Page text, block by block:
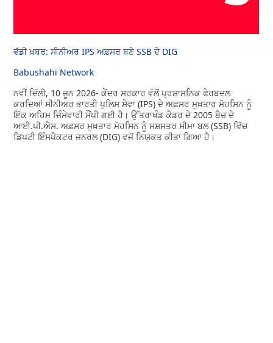
ਵੱਡੀ ਖ਼ਬਰ: ਸੀਨੀਅਰ IPS ਅਫ਼ਸਰ ਬਣੇ SSB ਦੇ DIG
Babushahi Network
ਨਵੀਂ ਦਿੱਲੀ, 10 ਜੂਨ 2026- ਕੇਂਦਰ ਸਰਕਾਰ ਵੱਲੋਂ ਪ੍ਰਸ਼ਾਸਨਿਕ ਫੇਰਬਦਲ
ਕਰਦਿਆਂ ਸੀਨੀਅਰ ਭਾਰਤੀ ਪੁਲਿਸ ਸੇਵਾ (IPS) ਦੇ ਅਫ਼ਸਰ ਮੁਖ਼ਤਾਰ ਮੋਹਸਿਨ ਨੂੰ
ਇੱਕ ਅਹਿਮ ਜ਼ਿੰਮੇਵਾਰੀ ਸੌਂਪੀ ਗਈ ਹੈ। ਉੱਤਰਾਖੰਡ ਕੈਡਰ ਦੇ 2005 ਬੈਚ ਦੇ
ਆਈ.ਪੀ.ਐਸ. ਅਫ਼ਸਰ ਮੁਖ਼ਤਾਰ ਮੋਹਸਿਨ ਨੂੰ ਸਸ਼ਸਤਰ ਸੀਮਾ ਬਲ (SSB) ਵਿੱਚ
ਡਿਪਟੀ ਇੰਸਪੈਕਟਰ ਜਨਰਲ (DIG) ਵਜੋਂ ਨਿਯੁਕਤ ਕੀਤਾ ਗਿਆ ਹੈ।